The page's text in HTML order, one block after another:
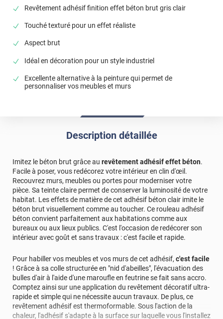
Revêtement adhésif finition effet béton brut gris clair
Touché texturé pour un effet réaliste
Aspect brut
Idéal en décoration pour un style industriel
Excellente alternative à la peinture qui permet de
personnaliser vos meubles et murs
Description détaillée
Imitez le béton brut grâce au revêtement adhésif effet béton.
Facile à poser, vous redécorez votre intérieur en clin d'œil.
Recouvrez murs, meubles ou portes pour moderniser votre
pièce. Sa teinte claire permet de conserver la luminosité de votre
habitat. Les effets de matière de cet adhésif béton clair imite le
béton brut visuellement comme au toucher. Ce rouleau adhésif
béton convient parfaitement aux habitations comme aux
bureaux ou aux lieux publics. C'est l'occasion de redécorer son
intérieur avec goût et sans travaux : c'est facile et rapide.
Pour habiller vos meubles et vos murs de cet adhésif, c'est facile
! Grâce à sa colle structurée en "nid d'abeilles", l'évacuation des
bulles d'air à l'aide d'une maroufle en feutrine se fait sans accro.
Comptez ainsi sur une application du revêtement décoratif ultra-
rapide et simple qui ne nécessite aucun travaux. De plus, ce
revêtement adhésif est thermoformable. Sous l'action de la
chaleur, l'adhésif s'adapte à la surface sur laquelle vous l'installez